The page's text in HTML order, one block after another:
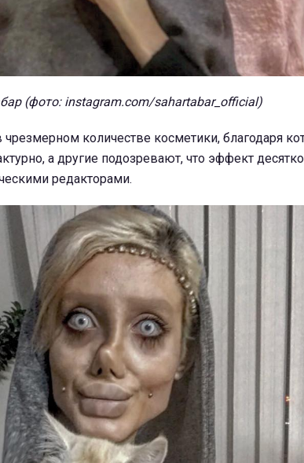
(фото: instagram.com/sahartabar_official)
количестве косметики, благодаря
а другие подозревают, что эффект
редакторами.